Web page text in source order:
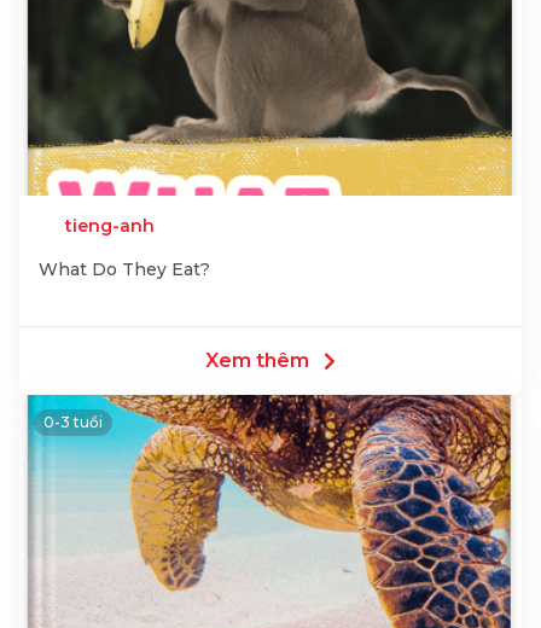
tieng-anh
What Do They Eat?
Xem thêm
0-3 tuổi